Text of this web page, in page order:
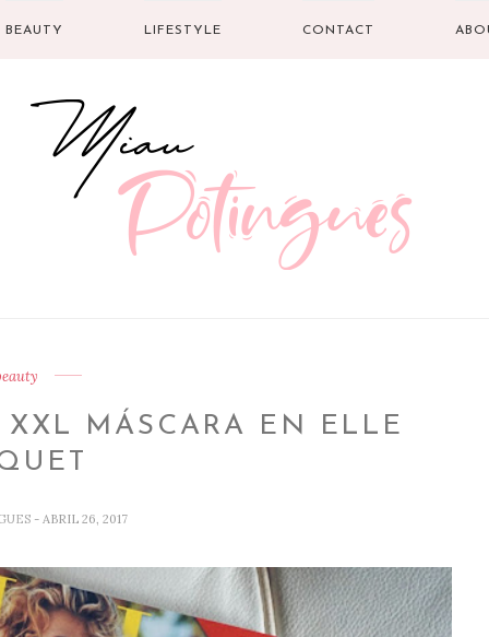
BEAUTY LIFESTYLE CONTACT
MÁSCARA EN ELLE
- ABRIL 26, 2017